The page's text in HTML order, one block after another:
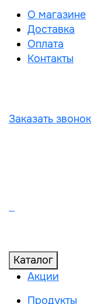
О магазине
Доставка
Оплата
Контакты
Заказать звонок
Каталог
Акции
Продукты